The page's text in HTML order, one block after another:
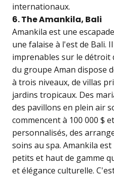
internationaux.
6. The Amankila, Bali
Amankila est une
une falaise à l'est de Bali.
imprenables sur le détroit
du groupe Aman dispose
à trois niveaux, de villas
jardins tropicaux. Des
des pavillons en plein air
commencent à 100 000 $
personnalisés, des
soins au spa. Amankila
petits et haut de gamme
et élégance culturelle.